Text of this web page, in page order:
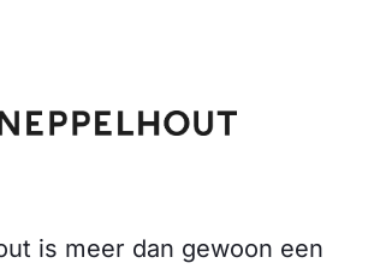
is meer dan gewoon een